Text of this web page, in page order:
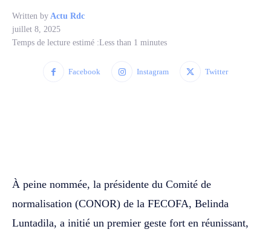
Written by Actu Rdc
juillet 8, 2025
Temps de lecture estimé :Less than 1 minutes
Facebook Instagram Twitter
À peine nommée, la présidente du Comité de
normalisation (CONOR) de la FECOFA, Belinda
Luntadila, a initié un premier geste fort en réunissant,